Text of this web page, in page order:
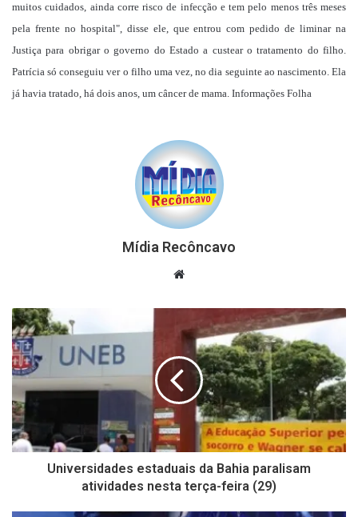
muitos cuidados, ainda corre risco de infecção e tem pelo menos três meses
pela frente no hospital", disse ele, que entrou com pedido de liminar na
Justiça para obrigar o governo do Estado a custear o tratamento do filho.
Patrícia só conseguiu ver o filho uma vez, no dia seguinte ao nascimento. Ela
já havia tratado, há dois anos, um câncer de mama. Informações Folha
Mídia Recôncavo
Website
Universidades estaduais da Bahia paralisam
atividades nesta terça-feira (29)